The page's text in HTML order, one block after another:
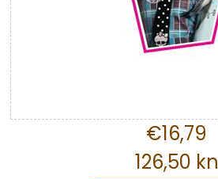
€16,79
126,50 kn